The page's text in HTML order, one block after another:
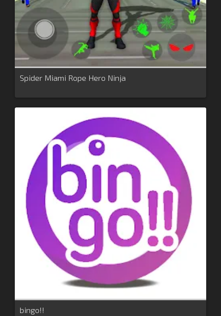
Spider Miami Rope Hero Ninja
bingo!!